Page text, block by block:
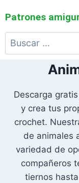
Patrones
Descarga
y crea tus
crochet.
de animales
variedad de
compañeros
tiernos